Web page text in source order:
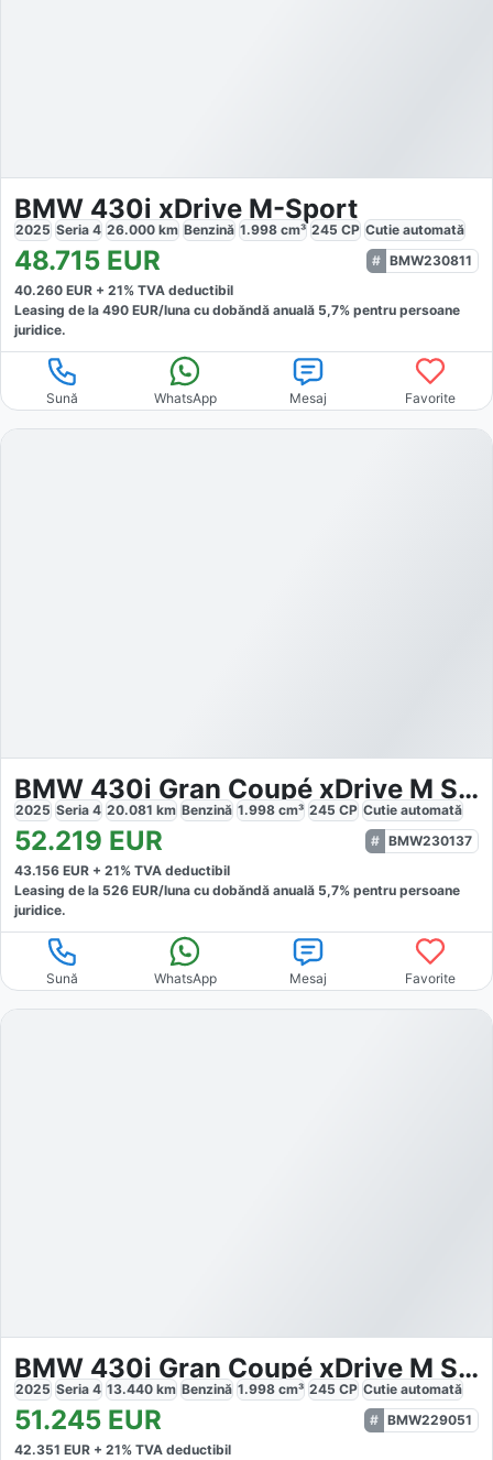
BMW 430i xDrive M-Sport
2025 Seria 4 26.000 km Benzină 1.998 cm³ 245 CP Cutie automată
48.715 EUR
BMW230811
40.260 EUR + 21% TVA deductibil
Leasing de la 490 EUR/luna cu dobăndă anuală 5,7% pentru persoane
juridice.
Sună WhatsApp Mesaj Favorite
BMW 430i Gran Coupé xDrive M Sport
2025 Seria 4 20.081 km Benzină 1.998 cm³ 245 CP Cutie automată
52.219 EUR
BMW230137
43.156 EUR + 21% TVA deductibil
Leasing de la 526 EUR/luna cu dobăndă anuală 5,7% pentru persoane
juridice.
Sună WhatsApp Mesaj Favorite
BMW 430i Gran Coupé xDrive M Sport
2025 Seria 4 13.440 km Benzină 1.998 cm³ 245 CP Cutie automată
51.245 EUR
BMW229051
42.351 EUR + 21% TVA deductibil